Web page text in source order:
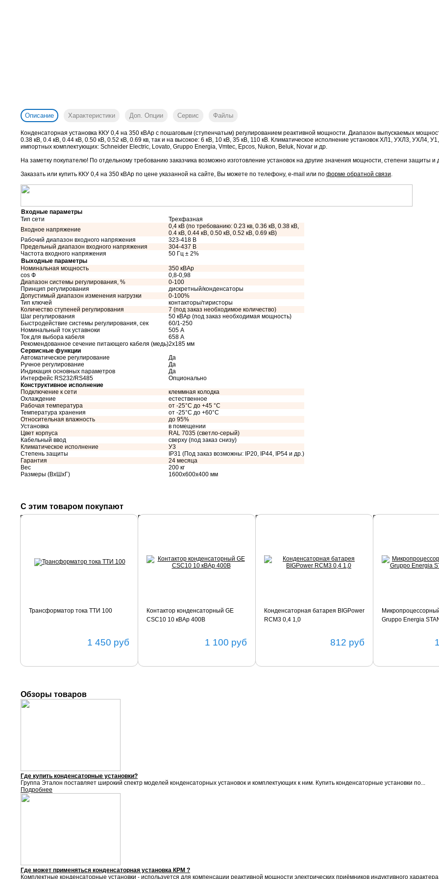
Описание Характеристики Доп. Опции Сервис Файлы
Конденсаторная установка ККУ 0,4 на 350 кВАр с пошаговым (ступенчатым) регулированием реактивной мощности. Диапазон выпускаемых
0.38 кВ, 0.4 кВ, 0.44 кВ, 0.50 кВ, 0.52 кВ, 0.69 кв, так и на высокое: 6 кВ, 10 кВ, 35 кВ, 110 кВ. Климатическое исполнение установок ХЛ1, УХЛ3, УХЛ4,
импортных комплектующих: Schneider Electric, Lovato, Gruppo Energia, Vmtec, Epcos, Nukon, Beluk, Novar и др.
На заметку покупателю! По отдельному требованию заказчика возможно изготовление установок на другие значения мощности, степени защиты и
Заказать или купить ККУ 0,4 на 350 кВАр по цене указанной на сайте, Вы можете по телефону, e-mail или по форме обратной связи.
Входные параметры
Тип сети
Трехфазная
Входное напряжение
0,4 кВ (по требованию: 0.23 кв, 0.36 кВ, 0.38 кВ,
0.4 кВ, 0.44 кВ, 0.50 кВ, 0.52 кВ, 0.69 кВ)
Рабочий диапазон входного напряжения
323-418 В
Предельный диапазон входного напряжения
304-437 В
Частота входного напряжения
50 Гц ± 2%
Выходные параметры
Номинальная мощность
350 кВАр
cos Ф
0,8-0,98
Диапазон системы регулирования, %
0-100
Принцип регулирования
дискретный/конденсаторы
Допустимый диапазон изменения нагрузки
0-100%
Тип ключей
контакторы/тиристоры
Количество ступеней регулирования
7 (под заказ необходимое количество)
Шаг регулирования
50 кВАр (под заказ необходимая мощность)
Быстродействие системы регулирования, сек
60/1-250
Номинальный ток уставноки
505 А
Ток для выбора кабеля
658 А
Рекомендованное сечение питающего кабеля (медь)2x185 мм
Сервисные функции
Автоматическое регулирование
Да
Ручное регулирование
Да
Индикация основных параметров
Да
Интерфейс RS232/RS485
Опционально
Конструктивное исполнение
Подключение к сети
клеммная колодка
Охлаждение
естественное
Рабочая температура
от -25°C до +45 °C
Температура хранения
от -25°C до +60°C
Относительная влажность
до 95%
Установка
в помещении
Цвет корпуса
RAL 7035 (светло-серый)
Кабельный ввод
сверху (под заказ снизу)
Климатическое исполнение
У3
Степень защиты
IP31 (Под заказ возможны: IP20, IP44, IP54 и др.)
Гарантия
24 месяца
Вес
200 кг
Размеры (ВхШхГ)
1600х600х400 мм
С этим товаром покупают
Трансформатор тока ТТИ 100
1 450 руб
Подробнее
Контактор конденсаторный GE
CSC10 10 кВАр 400В
1 100 руб
Подробнее
Конденсаторная батарея BIGPower
RCM3 0,4 1,0
812 руб
Подробнее
Gruppo Energia
Подробнее
Обзоры товаров
Где купить конденсаторные установки?
Группа Эталон поставляет широкий спектр моделей конденсаторных установок и комплектующих к ним. Купить конденсаторные установки по...
Подробнее
Где может применяться конденсаторная установка КРМ ?
Комплектные конденсаторные установки - используется для компенсации реактивной мощности электрических приёмников индуктивного